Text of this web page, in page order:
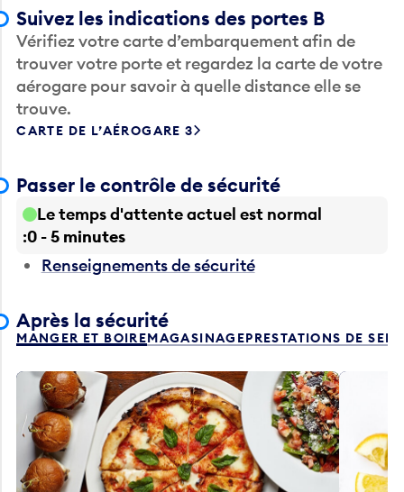
Suivez les indications des portes B
Vérifiez votre carte d’embarquement afin de
trouver votre porte et regardez la carte de votre
aérogare pour savoir à quelle distance elle se
trouve.
CARTE DE L’AÉROGARE 3
Passer le contrôle de sécurité
Le temps d'attente actuel est normal
0 - 5 minutes
Renseignements de sécurité
Après la sécurité
MANGER ET BOIREMAGASINAGEPRESTATIONS DE